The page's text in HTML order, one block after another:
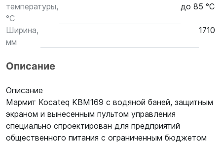
температуры,
°С
до 85 °C
Ширина,
мм
1710
Описание
Описание
Мармит Kocateq KBM169 с водяной баней, защитным
экраном и вынесенным пультом управления
специально спроектирован для предприятий
общественного питания с ограниченным бюджетом